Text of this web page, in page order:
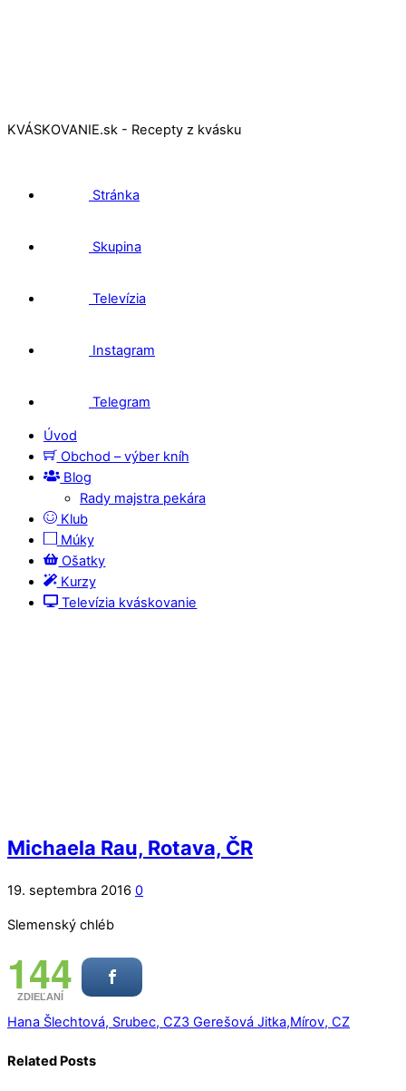
KVÁSKOVANIE.sk - Recepty z kvásku
Stránka
Skupina
Televízia
Instagram
Telegram
Úvod
Obchod – výber kníh
Blog
Rady majstra pekára
Klub
Múky
Ošatky
Kurzy
Televízia kváskovanie
Michaela Rau, Rotava, ČR
19. septembra 2016 0
Slemenský chléb
144
ZDIEĽANÍ
Hana Šlechtová, Srubec, CZ3 Gerešová Jitka,Mírov, CZ
Related Posts